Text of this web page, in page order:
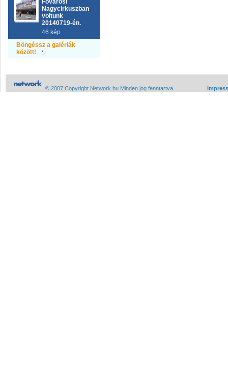
Fővárosi
Nagycirkuszban
voltunk
20140719-én.
46 kép
Böngéssz a galériák
között!
© 2007 Copyright Network.hu Minden jog fenntartva.